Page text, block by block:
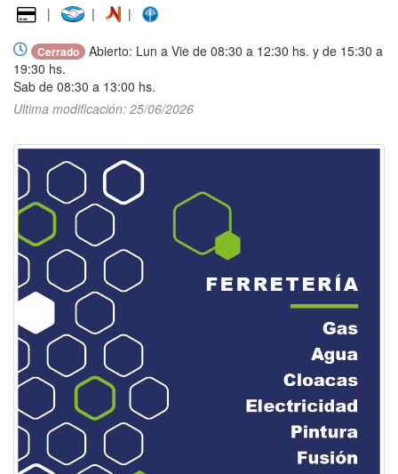
| | |
Cerrado
Abierto: Lun a Vie de 08:30 a 12:30 hs. y de 15:30 a
19:30 hs.
Sab de 08:30 a 13:00 hs.
Ultima modificación: 25/06/2026